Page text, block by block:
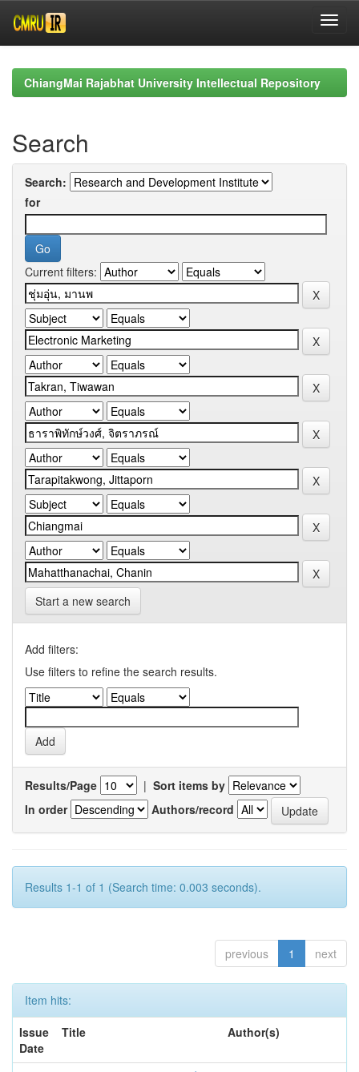
navigationChiangMai Rajabhat University Intellectual Repository
Search
Search:
for
Current filters:
Start a new search
Add filters:
Use filters to refine the search results.
Results/Page | Sort items by
In order
Authors/record
Results 1-1 of 1 (Search time: 0.003 seconds).
previous 1 next
Item hits:
Issue
Date
Title Author(s)